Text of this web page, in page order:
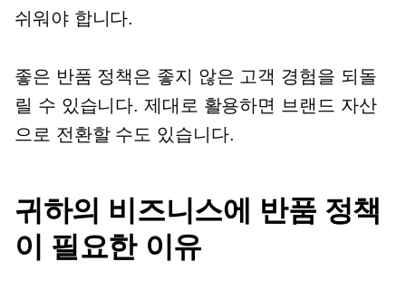
쉬워야 합니다.
좋은 반품 정책은 좋지 않은 고객 경험을 되돌
릴 수 있습니다. 제대로 활용하면 브랜드 자산
으로 전환할 수도 있습니다.
귀하의 비즈니스에 반품 정책
이 필요한 이유